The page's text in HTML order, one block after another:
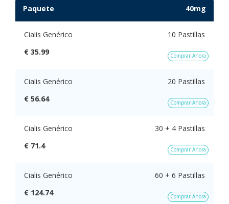
Paquete 40mg
Cialis Genérico
10 Pastillas
€ 35.99
Comprar Ahora
Cialis Genérico
20 Pastillas
€ 56.64
Comprar Ahora
Cialis Genérico
30 + 4 Pastillas
€ 71.4
Comprar Ahora
Cialis Genérico
60 + 6 Pastillas
€ 124.74
Comprar Ahora